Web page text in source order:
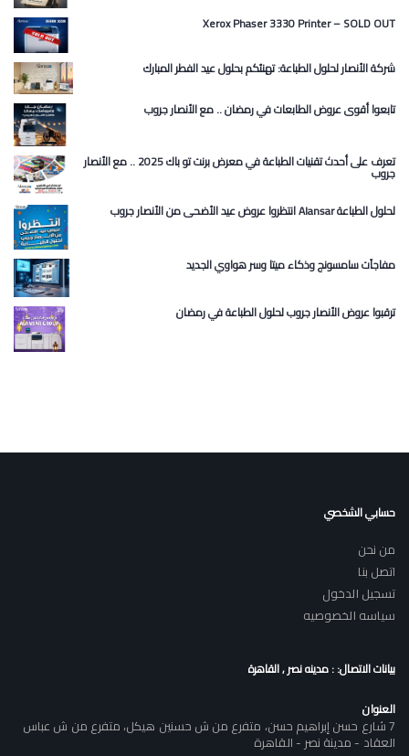
Xerox Phaser 3330 Printer – SOLD OUT
شركة الأنصار لحلول الطباعة: تهنئكم بحلول عيد الفطر المبارك
تابعوا أقوى عروض الطابعات في رمضان .. مع الأنصار جروب
تعرف على أحدث تقنيات الطباعة في معرض برنت تو باك 2025 .. مع الأنصار
جروب
انتظروا عروض عيد الأضحى من الأنصار جروب Alansar لحلول الطباعة
مفاجآت سامسونج وذكاء ميتا وسر هواوي الجديد
ترقبوا عروض الأنصار جروب لحلول الطباعة في رمضان
حسابي الشخصي
من نحن
اتصل بنا
تسجيل الدخول
سياسه الخصوصيه
بيانات الاتصال: : مدينه نصر , القاهرة
العنوان
7 شارع حسن إبراهيم حسن، متفرع من ش حسنين هيكل، متفرع من ش عباس
العقاد - مدينة نصر - القاهرة